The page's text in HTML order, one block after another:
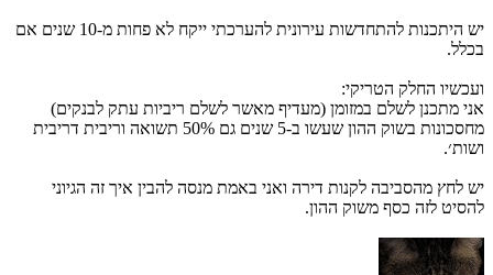
יש היתכנות להתחדשות עירונית להערכתי ייקח לא פחות מ-10 שנים אם
בכלל.
ועכשיו החלק הטריקי:
אני מתכנן לשלם במזומן (מעדיף מאשר לשלם ריביות עתק לבנקים)
מחסכונות בשוק ההון שעשו ב-5 שנים גם 50% תשואה וריבית דריבית
ושות׳.
יש לחץ מהסביבה לקנות דירה ואני באמת מנסה להבין איך זה הגיוני
להסיט לזה כסף משוק ההון.